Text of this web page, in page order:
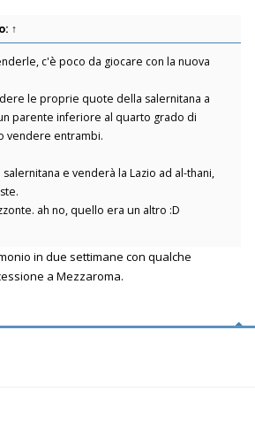
↑
c'è poco da giocare con la nuova
le proprie quote della salernitana a
parente inferiore al quarto grado di
vendere entrambi.
e venderà la Lazio ad al-thani,
ah no, quello era un altro :D
in due settimane con qualche
a Mezzaroma.